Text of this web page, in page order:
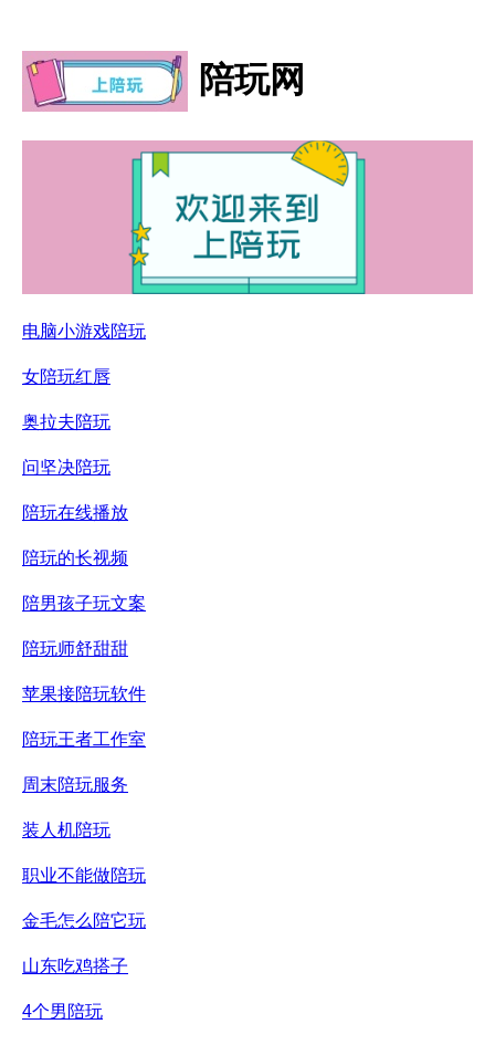
陪玩网
电脑小游戏陪玩
女陪玩红唇
奥拉夫陪玩
问坚决陪玩
陪玩在线播放
陪玩的长视频
陪男孩子玩文案
陪玩师舒甜甜
苹果接陪玩软件
陪玩王者工作室
周末陪玩服务
装人机陪玩
职业不能做陪玩
金毛怎么陪它玩
山东吃鸡搭子
4个男陪玩